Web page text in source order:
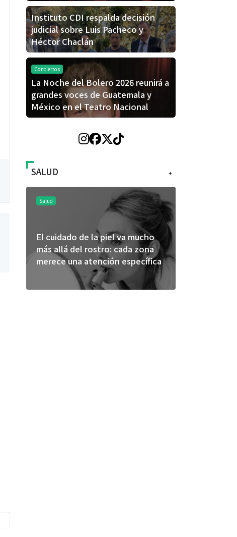
Instituto CDI respalda decisión
judicial sobre Luis Pacheco y
Héctor Chaclán
Conciertos
La Noche del Bolero 2026 reunirá a
grandes voces de Guatemala y
México en el Teatro Nacional
+
SALUD
Salud
El cuidado de la piel va mucho
más allá del rostro: cada zona
merece una atención específica